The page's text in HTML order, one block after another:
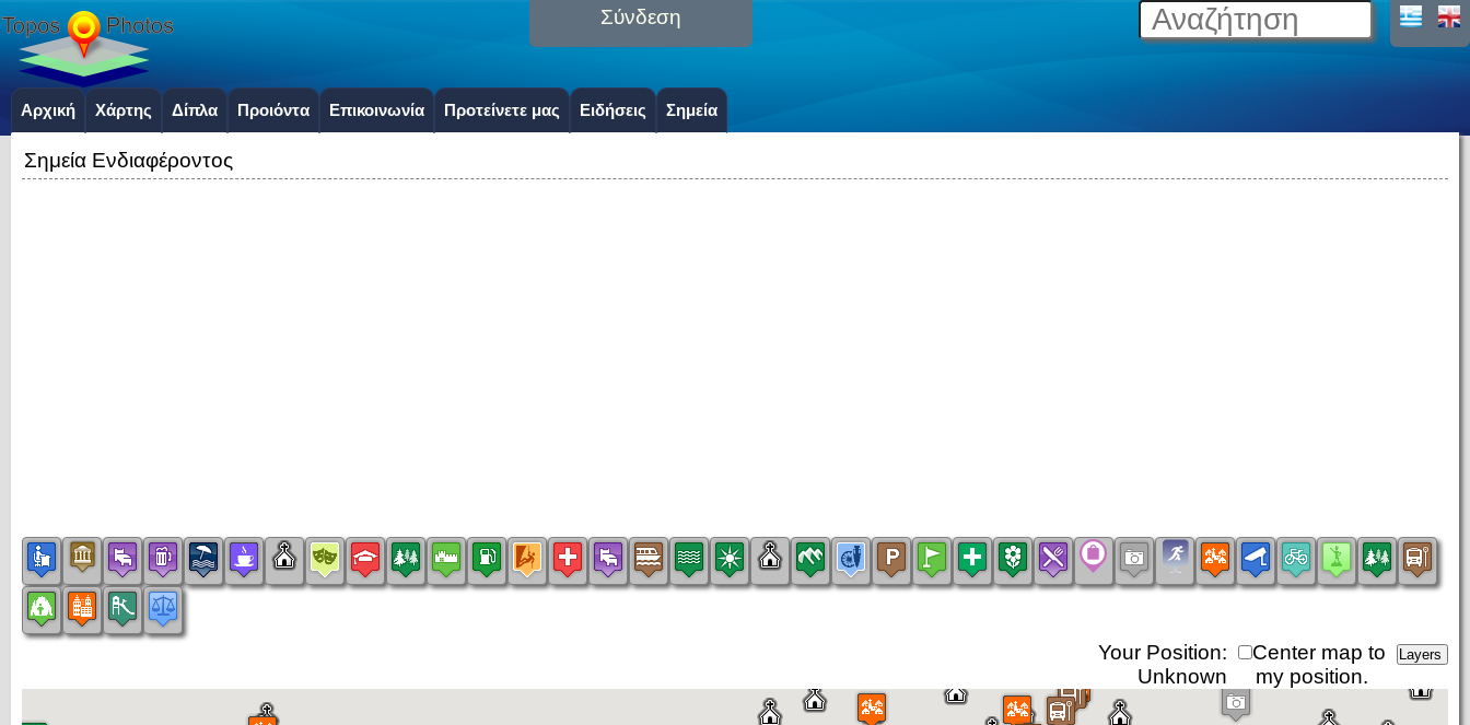
Σύνδεση
Αρχική Χάρτης Δίπλα Προιόντα Επικοινωνία Προτείνετε μας Ειδήσεις Σημεία
Σημεία Ενδιαφέροντος
Center map to
my position.
Your Position:
Unknown